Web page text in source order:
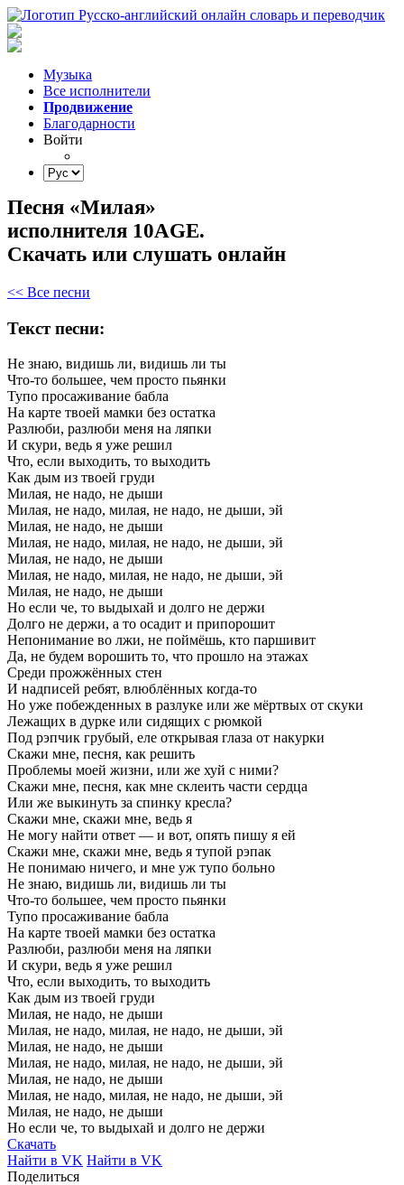
Музыка
Все исполнители
Продвижение
Благодарности
Войти
Песня «Милая»
исполнителя 10AGE.
Скачать или слушать онлайн
<< Все песни
Текст песни:
Не знаю, видишь ли, видишь ли ты
Что-то большее, чем просто пьянки
Тупо просаживание бабла
На карте твоей мамки без остатка
Разлюби, разлюби меня на ляпки
И скури, ведь я уже решил
Что, если выходить, то выходить
Как дым из твоей груди
Милая, не надо, не дыши
Милая, не надо, милая, не надо, не дыши, эй
Милая, не надо, не дыши
Милая, не надо, милая, не надо, не дыши, эй
Милая, не надо, не дыши
Милая, не надо, милая, не надо, не дыши, эй
Милая, не надо, не дыши
Но если че, то выдыхай и долго не держи
Долго не держи, а то осадит и припорошит
Непонимание во лжи, не поймёшь, кто паршивит
Да, не будем ворошить то, что прошло на этажах
Среди прожжённых стен
И надписей ребят, влюблённых когда-то
Но уже побежденных в разлуке или же мёртвых от скуки
Лежащих в дурке или сидящих с рюмкой
Под рэпчик грубый, еле открывая глаза от накурки
Скажи мне, песня, как решить
Проблемы моей жизни, или же хуй с ними?
Скажи мне, песня, как мне склеить части сердца
Или же выкинуть за спинку кресла?
Скажи мне, скажи мне, ведь я
Не могу найти ответ — и вот, опять пишу я ей
Скажи мне, скажи мне, ведь я тупой рэпак
Не понимаю ничего, и мне уж тупо больно
Не знаю, видишь ли, видишь ли ты
Что-то большее, чем просто пьянки
Тупо просаживание бабла
На карте твоей мамки без остатка
Разлюби, разлюби меня на ляпки
И скури, ведь я уже решил
Что, если выходить, то выходить
Как дым из твоей груди
Милая, не надо, не дыши
Милая, не надо, милая, не надо, не дыши, эй
Милая, не надо, не дыши
Милая, не надо, милая, не надо, не дыши, эй
Милая, не надо, не дыши
Милая, не надо, милая, не надо, не дыши, эй
Милая, не надо, не дыши
Но если че, то выдыхай и долго не держи
Скачать
Найти в VK Найти в VK
Поделиться